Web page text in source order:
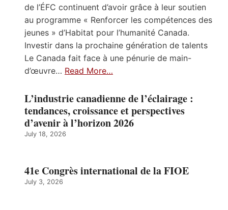
de l’ÉFC continuent d’avoir grâce à leur soutien
au programme « Renforcer les compétences des
jeunes » d’Habitat pour l’humanité Canada.
Investir dans la prochaine génération de talents
Le Canada fait face à une pénurie de main-
d’œuvre… Read More…
L’industrie canadienne de l’éclairage :
tendances, croissance et perspectives
d’avenir à l’horizon 2026
July 18, 2026
41e Congrès international de la FIOE
July 3, 2026